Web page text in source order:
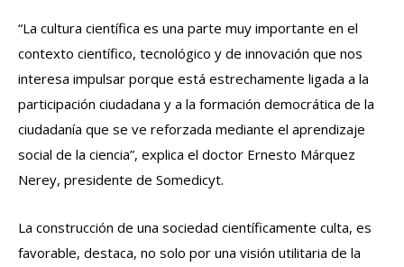
“La cultura científica es una parte muy importante en el
contexto científico, tecnológico y de innovación que nos
interesa impulsar porque está estrechamente ligada a la
participación ciudadana y a la formación democrática de la
ciudadanía que se ve reforzada mediante el aprendizaje
social de la ciencia”, explica el doctor Ernesto Márquez
Nerey, presidente de Somedicyt.
La construcción de una sociedad científicamente culta, es
favorable, destaca, no solo por una visión utilitaria de la